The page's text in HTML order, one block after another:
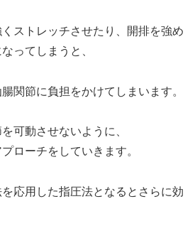
ストレッチさせたり、開排を強め
ってしまうと、
関節に負担をかけてしまいます。
可動させないように、
ローチをしていきます。
を応用した指圧法となるとさらに効